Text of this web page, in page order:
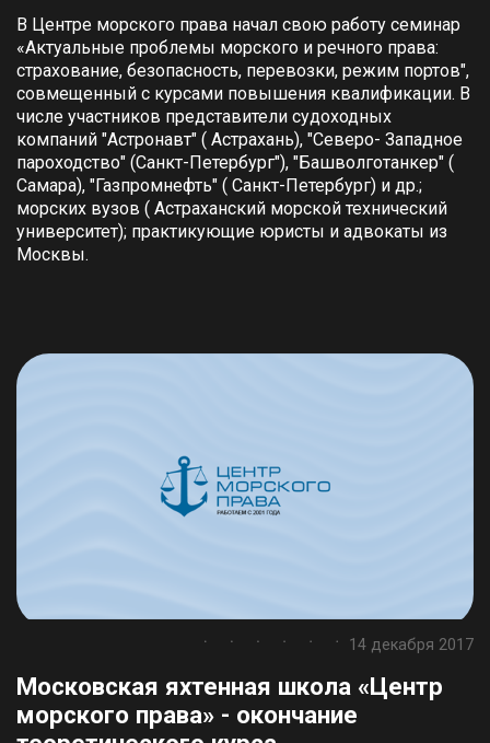
В Центре морского права начал свою работу семинар
«Актуальные проблемы морского и речного права:
страхование, безопасность, перевозки, режим портов",
совмещенный с курсами повышения квалификации. В
числе участников представители судоходных
компаний "Астронавт" ( Астрахань), "Северо- Западное
пароходство" (Санкт-Петербург"), "Башволготанкер" (
Самара), "Газпромнефть" ( Санкт-Петербург) и др.;
морских вузов ( Астраханский морской технический
университет); практикующие юристы и адвокаты из
Москвы.
14 декабря 2017
Московская яхтенная школа «Центр
морского права» - окончание